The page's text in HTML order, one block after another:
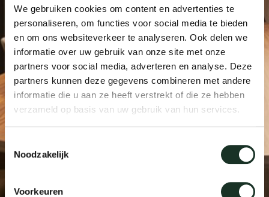
We gebruiken cookies om content en advertenties te
personaliseren, om functies voor social media te bieden
en om ons websiteverkeer te analyseren. Ook delen we
informatie over uw gebruik van onze site met onze
partners voor social media, adverteren en analyse. Deze
partners kunnen deze gegevens combineren met andere
informatie die u aan ze heeft verstrekt of die ze hebben
verzameld op basis van uw gebruik van hun services.
Toestemmingsselectie
Noodzakelijk
Voorkeuren
dick
ineke
karel